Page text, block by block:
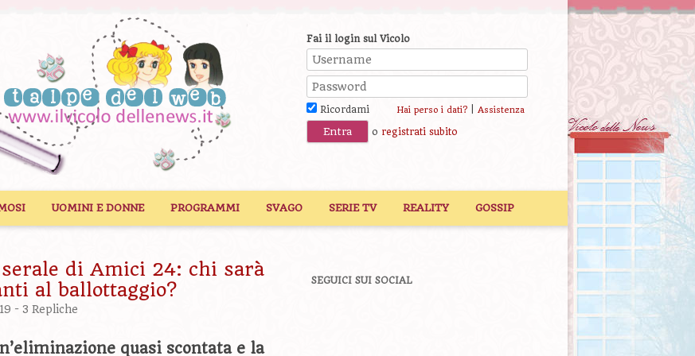
Fai il login sul Vicolo
Ricordami Hai perso i dati?| Assistenza
o registrati subito
UOMINI E DONNE PROGRAMMI SVAGO SERIE TV REALITY GOSSIP
di Amici 24: chi sarà
al ballottaggio?
- 3 Repliche
quasi scontata e la
SEGUICI SUI SOCIAL